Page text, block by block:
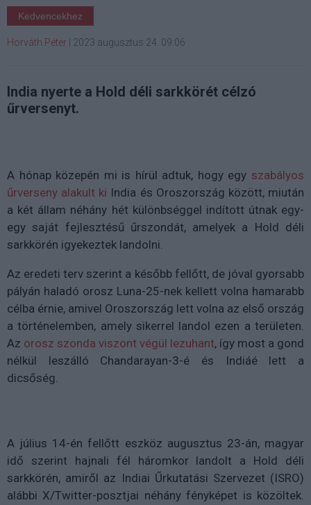
Kedvencekhez
Horváth Péter 2023 augusztus 24. 09:06
India nyerte a Hold déli sarkkörét célzó
űrversenyt.
A hónap közepén mi is hírül adtuk, hogy egy szabályos
űrverseny alakult ki India és Oroszország között, miután
a két állam néhány hét különbséggel indított útnak egy-
egy saját fejlesztésű űrszondát, amelyek a Hold déli
sarkkörén igyekeztek landolni.
Az eredeti terv szerint a később fellőtt, de jóval gyorsabb
pályán haladó orosz Luna-25-nek kellett volna hamarabb
célba érnie, amivel Oroszország lett volna az első ország
a történelemben, amely sikerrel landol ezen a területen.
Az orosz szonda viszont végül lezuhant, így most a gond
nélkül leszálló Chandarayan-3-é és Indiáé lett a
dicsőség.
A július 14-én fellőtt eszköz augusztus 23-án, magyar
idő szerint hajnali fél háromkor landolt a Hold déli
sarkkörén, amiről az Indiai Űrkutatási Szervezet (ISRO)
alábbi X/Twitter-posztjai néhány fényképet is közöltek.